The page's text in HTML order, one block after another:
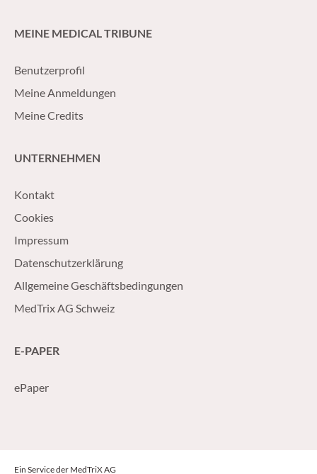
MEINE MEDICAL TRIBUNE
Benutzerprofil
Meine Anmeldungen
Meine Credits
UNTERNEHMEN
Kontakt
Cookies
Impressum
Datenschutzerklärung
Allgemeine Geschäftsbedingungen
MedTrix AG Schweiz
E-PAPER
ePaper
Ein Service der MedTriX AG